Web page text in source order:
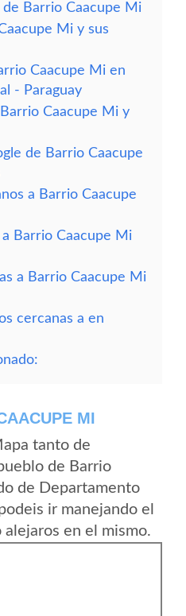
Barrio Caacupe Mi
Mi y sus
Caacupe Mi en
- Paraguay
Caacupe Mi y
de Barrio Caacupe
a Barrio Caacupe
Barrio Caacupe Mi
a Barrio Caacupe Mi
cercanas a en
MI
tanto de
de Barrio
de Departamento
ir manejando el
en el mismo.